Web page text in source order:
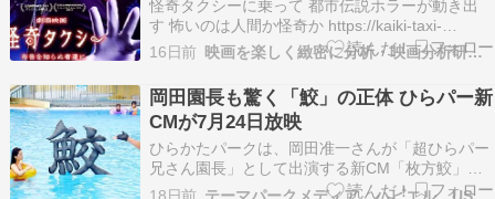
怪奇タクシーに乗って 都市伝説ホラーが動き出
す 怖いのは人間か怪奇か https://kaiki-taxi-
hukoku.com 7月24日の金曜日から、エムエフピ
クチャーズの配給により、ヒューマントラストシ
ネマ渋谷ほか、8月7日からテアトル梅田ほか、全
国順次のロードショー。本…
16日前 映画を楽しく緻密に分析・映画分析研究所
岡田園長も驚く「鮫」の正体 ひらパー新
CMが7月24日放映
ひらかたパークは、岡田准一さんが「超ひらパー
兄さん園長」として出演する新CM「枚方鮫」篇
を、2026年7月24日から関西地区で放...
18日前 テーマパークメディア ハピエル USJ情報